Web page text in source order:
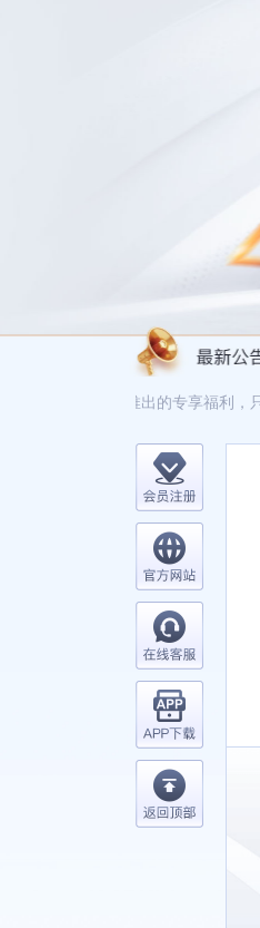
集团尊贵会员，推出的专享福利，